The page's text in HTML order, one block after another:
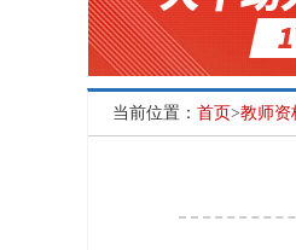
当前位置： 首页>教师资